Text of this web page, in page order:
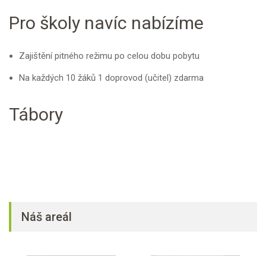
Pro školy navíc nabízíme
Zajištění pitného režimu po celou dobu pobytu
Na každých 10 žáků 1 doprovod (učitel) zdarma
Tábory
Náš areál